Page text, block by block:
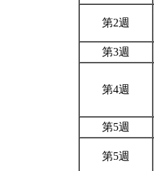
第2週
第3週
第4週
第5週
第5週